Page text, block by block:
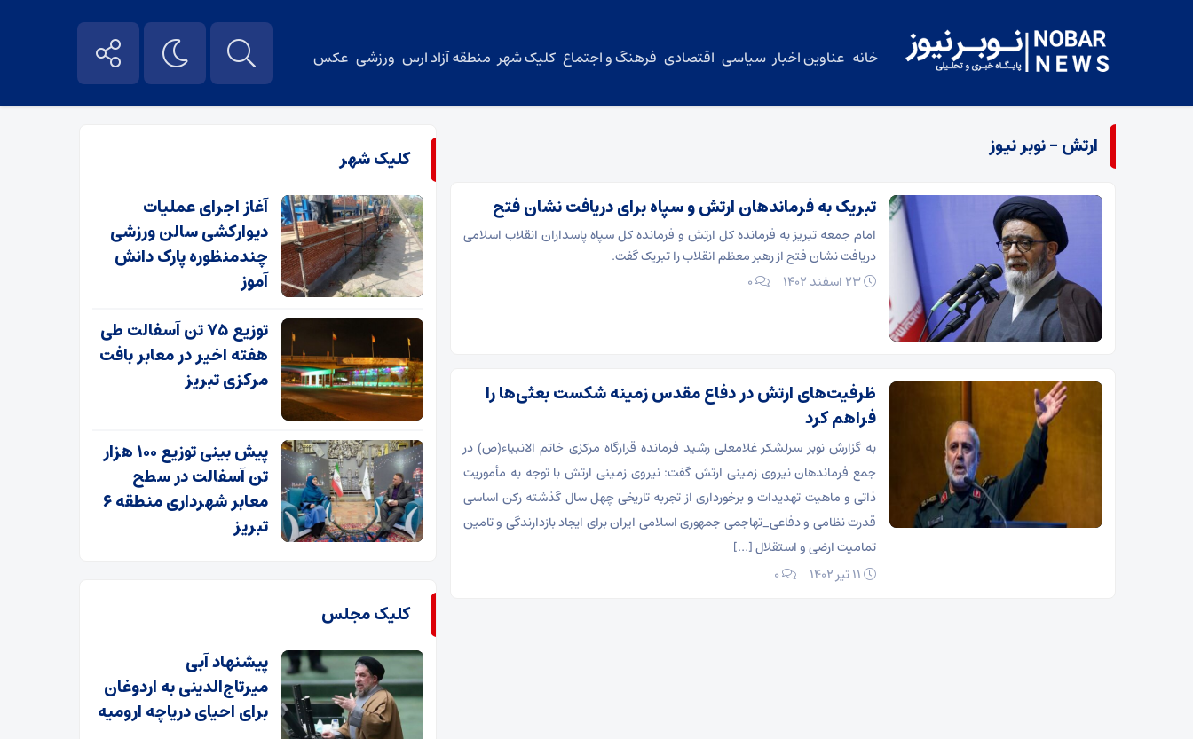
خانه عناوین اخبار سیاسی اقتصادی فرهنگ و اجتماع کلیک شهر منطقه آزاد ارس ورزشی عکس
ارتش – نوبر نیوز
تبریک به فرماندهان ارتش و سپاه برای دریافت نشان فتح
امام جمعه تبریز به فرمانده کل ارتش و فرمانده کل سپاه پاسداران انقلاب اسلامی
دریافت نشان فتح از رهبر معظم انقلاب را تبریک گفت.
۰
ظرفیت‌های ارتش در دفاع مقدس زمینه شکست بعثی‌ها را
فراهم کرد
به گزارش نوبر سرلشکر غلامعلی رشید فرمانده قرارگاه مرکزی خاتم الانبیاء(ص) در
جمع فرماندهان نیروی زمینی ارتش گفت: نیروی زمینی ارتش با توجه به مأموریت
ذاتی و ماهیت تهدیدات و برخورداری از تجربه تاریخی چهل سال گذشته رکن اساسی
قدرت نظامی و دفاعی_تهاجمی جمهوری اسلامی ایران برای ایجاد بازدارندگی و تامین
تمامیت ارضی و استقلال […]
۰
کلیک شهر
آغاز اجرای عملیات
دیوارکشی سالن ورزشی
چندمنظوره پارک دانش
آموز
توزیع ۷۵ تن آسفالت طی
هفته اخیر در معابر بافت
مرکزی تبریز
پیش بینی توزیع ۱۰۰ هزار
تن آسفالت در سطح
معابر شهرداری منطقه ۶
تبریز
کلیک مجلس
پیشنهاد آبی
میرتاج‌الدینی‌ به اردوغان
برای احیای دریاچه ارومیه